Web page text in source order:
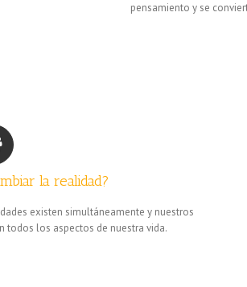
pensamiento y se
la realidad?
existen simultáneamente y nuestros
todos los aspectos de nuestra vida.